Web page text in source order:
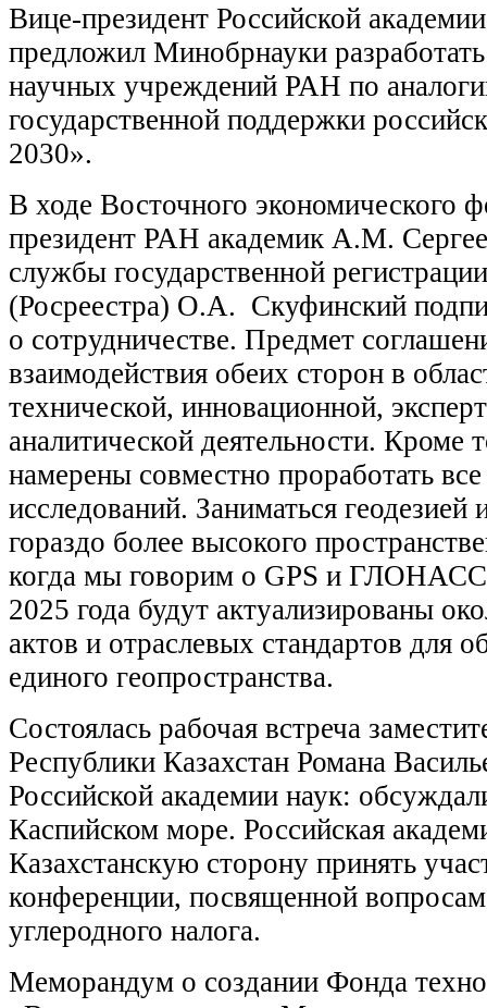
Вице-президент Российской
предложил Минобрнауки
научных учреждений РАН по
государственной поддержки
2030».
В ходе Восточного экономического
президент РАН академик А.М.
службы государственной
(Росреестра) О.А. Скуфинский
о сотрудничестве. Предмет
взаимодействия обеих сторон в
технической, инновационной,
аналитической деятельности. Кроме
намерены совместно проработать
исследований. Заниматься
гораздо более высокого
когда мы говорим о GPS и ГЛОНАСС
2025 года будут актуализированы
актов и отраслевых стандартов для
единого геопространства.
Состоялась рабочая встреча
Республики Казахстан Романа
Российской академии наук:
Каспийском море. Российская
Казахстанскую сторону принять
конференции, посвященной
углеродного налога.
Меморандум о создании Фонда